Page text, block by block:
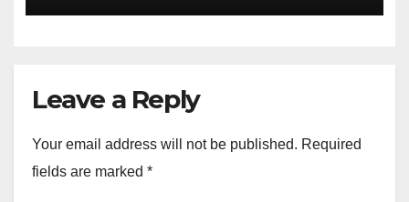
Leave a Reply
Your email address will not be published. Required
fields are marked *